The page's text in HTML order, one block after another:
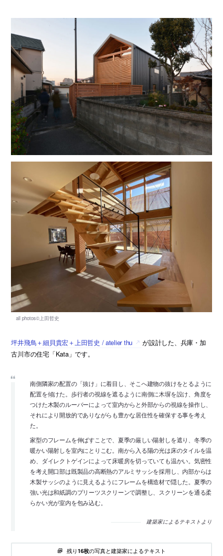
坪井飛鳥＋細貝貴宏＋上田哲史 / atelier thu
が設計した、兵庫・加
古川市の住宅「Kata」です。
南側隣家の配置の「抜け」に着目し、そこへ建物の抜けをとるように
配置を傾けた。歩行者の視線を遮るように南側に木塀を設け、角度を
つけた木製のルーバーによって室内からと外部からの視線を操作し、
それにより開放的でありながらも豊かな居住性を確保する事を考え
た。
家型のフレームを伸ばすことで、夏季の厳しい陽射しを遮り、冬季の
暖かい陽射しを室内にとりこむ。南から入る陽の光は床のタイルを温
め、ダイレクトゲインによって床暖房を切っていても温かい。気密性
を考え開口部は既製品の高断熱のアルミサッシを採用し、内部からは
木製サッシのように見えるようにフレームを構造材で隠した。夏季の
強い光は和紙調のプリーツスクリーンで調整し、スクリーンを通る柔
らかい光が室内を包み込む。
建築家によるテキストより
残り16枚の写真と建築家によるテキスト